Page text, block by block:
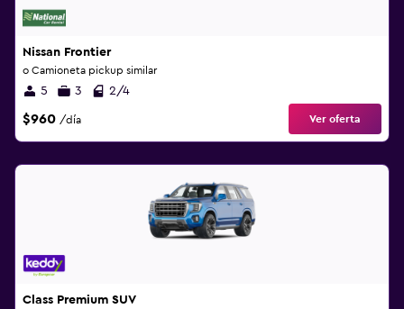
Nissan Frontier
o Camioneta pickup similar
5 3 2/4
$960 /día Ver oferta
Class Premium SUV